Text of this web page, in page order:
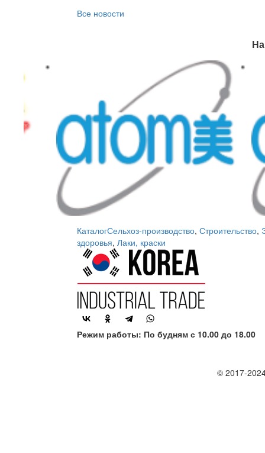
Все новости
КаталогСельхоз-производство, Строительство,
здоровья, Лаки, краски
Режим работы: По будням с 10.00 до 18.00
© 2017-